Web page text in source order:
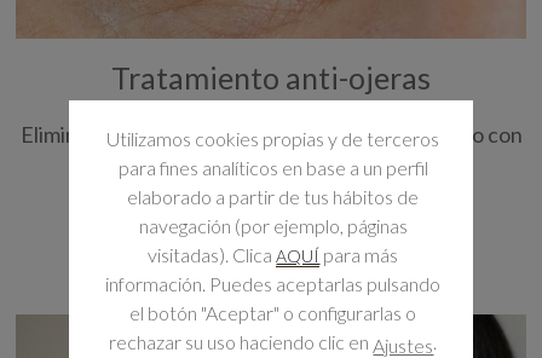
Tratamiento anti-ojeras
Elimina las ojeras y bolsas de los ojos. Tratamiento con
Ácido Hialurónico especial.
Más información
Utilizamos cookies propias y de terceros
para fines analíticos en base a un perfil
elaborado a partir de tus hábitos de
navegación (por ejemplo, páginas
visitadas). ClicaAQUÍ para más
información. Puedes aceptarlas pulsando
el botón "Aceptar" o configurarlas o
rechazar su uso haciendo clic en Ajustes.